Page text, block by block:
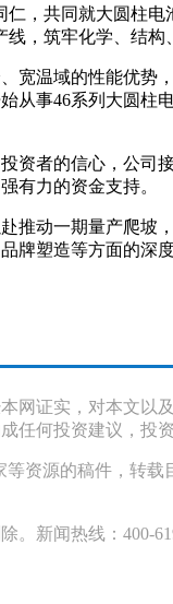
，共同就大圆柱
，筑牢化学、结构
温域的性能优
事46系列大圆
者的信心，公司
有力的资金支持。
动一期量产爬坡
塑造等方面的深
证实，对本文
任何投资建议，投
资源的稿件，转
新闻热线：400-